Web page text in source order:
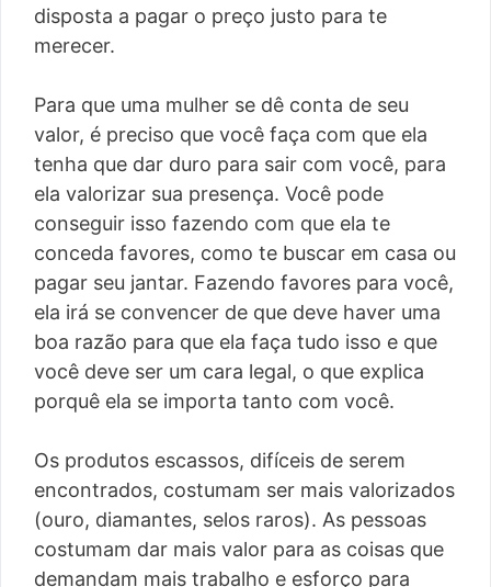
disposta a pagar o preço justo para te
merecer.
Para que uma mulher se dê conta de seu
valor, é preciso que você faça com que ela
tenha que dar duro para sair com você, para
ela valorizar sua presença. Você pode
conseguir isso fazendo com que ela te
conceda favores, como te buscar em casa ou
pagar seu jantar. Fazendo favores para você,
ela irá se convencer de que deve haver uma
boa razão para que ela faça tudo isso e que
você deve ser um cara legal, o que explica
porquê ela se importa tanto com você.
Os produtos escassos, difíceis de serem
encontrados, costumam ser mais valorizados
(ouro, diamantes, selos raros). As pessoas
costumam dar mais valor para as coisas que
demandam mais trabalho e esforço para